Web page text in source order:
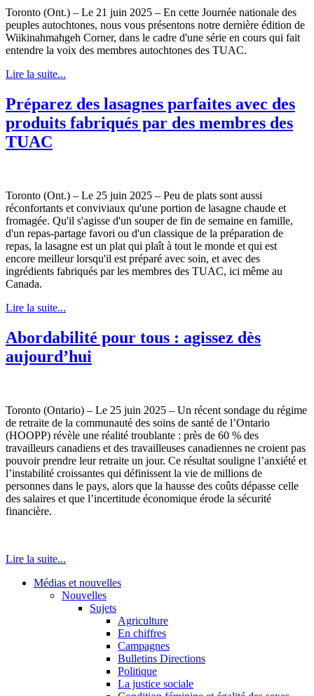
Toronto (Ont.) – Le 21 juin 2025 – En cette Journée nationale des
peuples autochtones, nous vous présentons notre dernière édition de
Wiikinahmahgeh Corner, dans le cadre d'une série en cours qui fait
entendre la voix des membres autochtones des TUAC.
Lire la suite...
Préparez des lasagnes parfaites avec des
produits fabriqués par des membres des
TUAC
Toronto (Ont.) – Le 25 juin 2025 – Peu de plats sont aussi
réconfortants et conviviaux qu'une portion de lasagne chaude et
fromagée. Qu'il s'agisse d'un souper de fin de semaine en famille,
d'un repas-partage favori ou d'un classique de la préparation de
repas, la lasagne est un plat qui plaît à tout le monde et qui est
encore meilleur lorsqu'il est préparé avec soin, et avec des
ingrédients fabriqués par les membres des TUAC, ici même au
Canada.
Lire la suite...
Abordabilité pour tous : agissez dès
aujourd’hui
Toronto (Ontario) – Le 25 juin 2025 – Un récent sondage du régime
de retraite de la communauté des soins de santé de l’Ontario
(HOOPP) révèle une réalité troublante : près de 60 % des
travailleurs canadiens et des travailleuses canadiennes ne croient pas
pouvoir prendre leur retraite un jour. Ce résultat souligne l’anxiété et
l’instabilité croissantes qui définissent la vie de millions de
personnes dans le pays, alors que la hausse des coûts dépasse celle
des salaires et que l’incertitude économique érode la sécurité
financière.
Lire la suite...
Médias et nouvelles
Nouvelles
Sujets
Agriculture
En chiffres
Campagnes
Bulletins Directions
Politique
La justice sociale